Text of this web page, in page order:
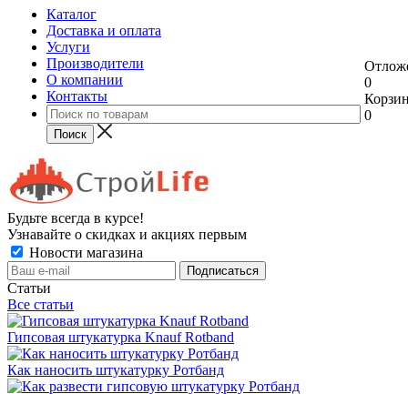
Каталог
Доставка и оплата
Услуги
Производители
О компании
Контакты
0
0
Будьте всегда в курсе!
Узнавайте о скидках и акциях первым
Новости магазина
Статьи
Все статьи
Гипсовая штукатурка Knauf Rotband
Как наносить штукатурку Ротбанд